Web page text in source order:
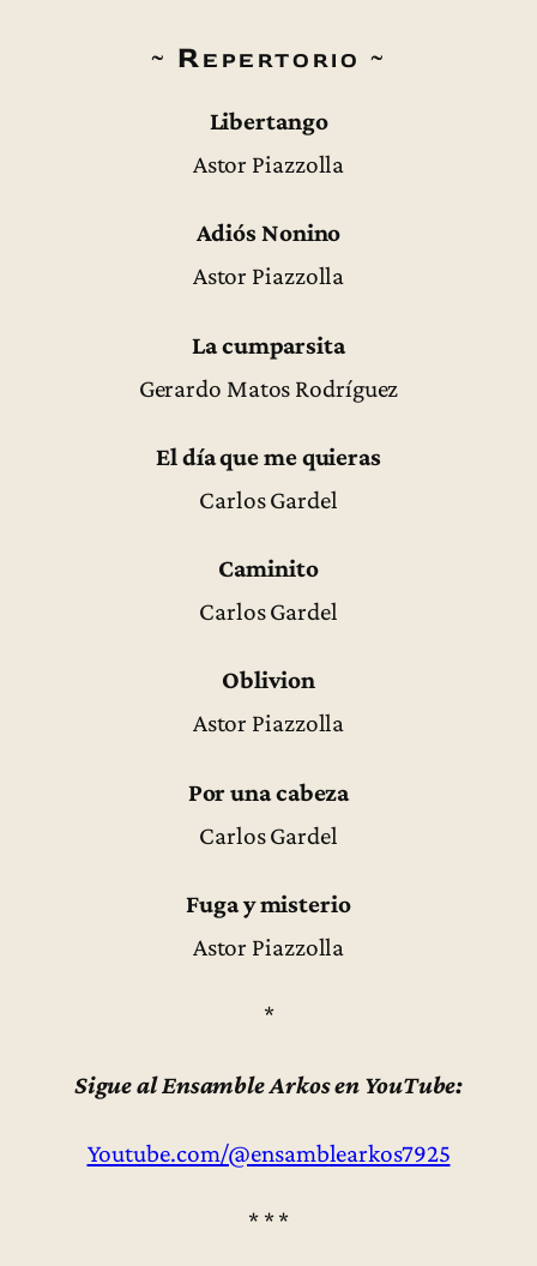
~ Repertorio ~
Libertango
Astor Piazzolla
Adiós Nonino
Astor Piazzolla
La cumparsita
Gerardo Matos Rodríguez
El día que me quieras
Carlos Gardel
Caminito
Carlos Gardel
Oblivion
Astor Piazzolla
Por una cabeza
Carlos Gardel
Fuga y misterio
Astor Piazzolla
*
Sigue al Ensamble Arkos en YouTube:
Youtube.com/@ensamblearkos7925
* * *